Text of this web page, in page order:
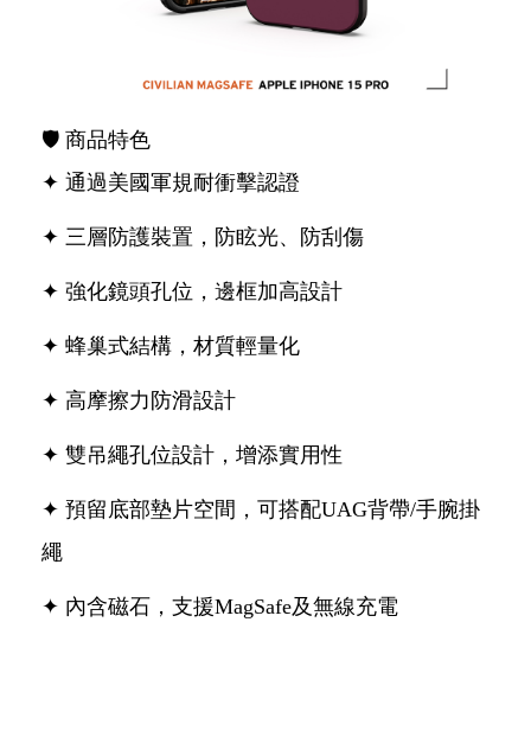
🛡 商品特色
✦ 通過美國軍規耐衝擊認證
✦ 三層防護裝置，防眩光、防刮傷
✦ 強化鏡頭孔位，邊框加高設計
✦ 蜂巢式結構，材質輕量化
✦ 高摩擦力防滑設計
✦ 雙吊繩孔位設計，增添實用性
✦ 預留底部墊片空間，可搭配UAG背帶/手腕掛
繩
✦ 內含磁石，支援MagSafe及無線充電